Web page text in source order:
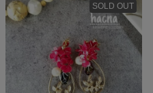
SOLD OUT